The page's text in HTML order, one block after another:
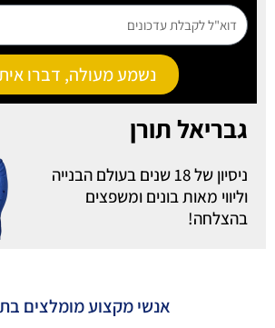
דוא"ל
לקבלת
עדכונים
נשמע מעולה, דברו
גבריאל תורן
ניסיון של 18 שנים בעולם הבנייה
וליווי מאות בונים ומשפצים
בהצלחה!
אנשי מקצוע מומלצים